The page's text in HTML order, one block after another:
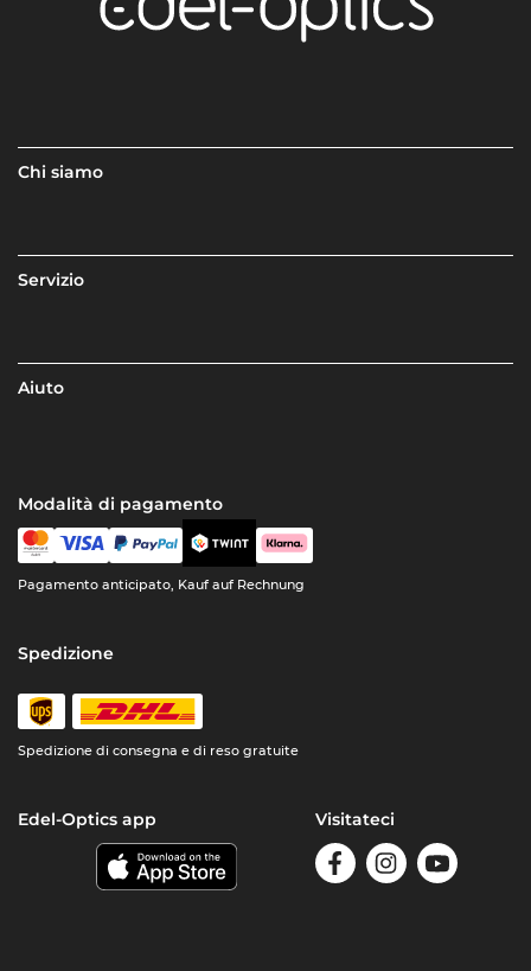
Chi siamo
Servizio
Aiuto
Modalità di pagamento
Pagamento anticipato, Kauf auf Rechnung
Spedizione
Spedizione di consegna e di reso gratuite
Edel-Optics app Visitateci